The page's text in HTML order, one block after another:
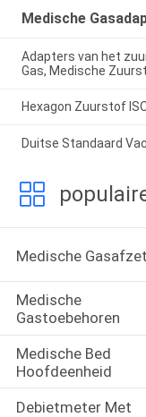
Medische
Adapters van het
Gas, Medische
Hexagon Zuurstof
Duitse Standaard
Medische Gasafzet
Medische
Gastoebehoren
Medische Bed
Hoofdeenheid
Debietmeter Met